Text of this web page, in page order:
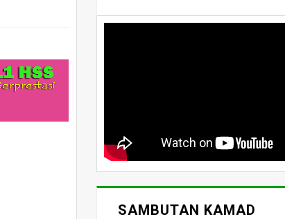
SAMBUTAN KAMAD